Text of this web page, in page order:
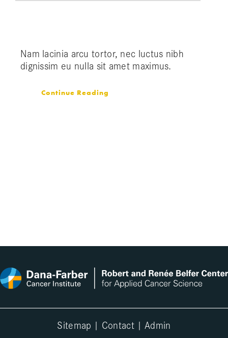
Nam lacinia arcu tortor, nec luctus nibh
dignissim eu nulla sit amet maximus.
Continue Reading
Sitemap | Contact | Admin